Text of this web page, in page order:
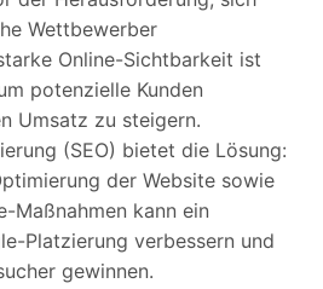
Wettbewerber
Online-Sichtbarkeit ist
potenzielle Kunden
Umsatz zu steigern.
(SEO) bietet die Lösung:
der Website sowie
Maßnahmen kann ein
Platzierung verbessern und
gewinnen.